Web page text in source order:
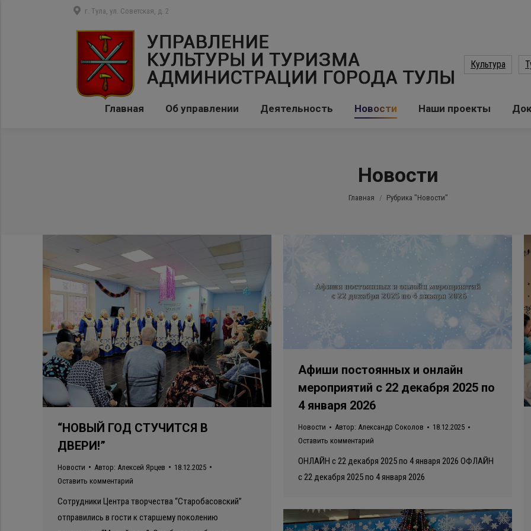
г. Тула, ул. Советская, д. 2
Культура
Главная Об управлении Деятельность Новости Наши проекты
Новости
Вы здесь:
Главная Рубрика "Новости"
“НОВЫЙ ГОД СТУЧИТСЯ В
ДВЕРИ!”
Новости Автор: Алексей Ярцев
18.12.2025
Оставить комментарий
Сотрудники Центра творчества “Старобасовский”
отправились в гости к старшему поколению
Афиши постоянных и онлайн
мероприятий с 22 декабря 2025 по
4 января 2026
Новости Автор: Александр Соколов
18.12.2025
Оставить комментарий
ОНЛАЙН с 22 декабря 2025 по 4 января 2026 ОФЛАЙН
с 22 декабря 2025 по 4 января 2026